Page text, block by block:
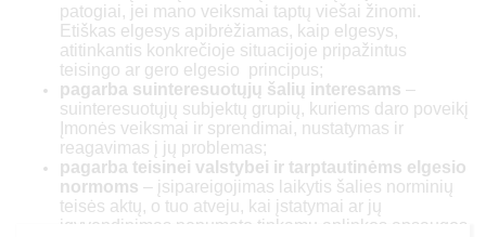
patogiai, jei mano veiksmai taptų viešai žinomi.
Etiškas elgesys apibrėžiamas, kaip elgesys,
atitinkantis konkrečioje situacijoje pripažintus
teisingo ar gero elgesio principus;
pagarba suinteresuotųjų šalių interesams –
suinteresuotųjų subjektų grupių, kuriems daro poveikį
Įmonės veiksmai ir sprendimai, nustatymas ir
reagavimas į jų problemas;
pagarba teisinei valstybei ir tarptautinėms elgesio
normoms – įsipareigojimas laikytis šalies norminių
teisės aktų, o tuo atveju, kai įstatymai ar jų
įgyvendinimas nenumato tinkamų aplinkos apsaugos